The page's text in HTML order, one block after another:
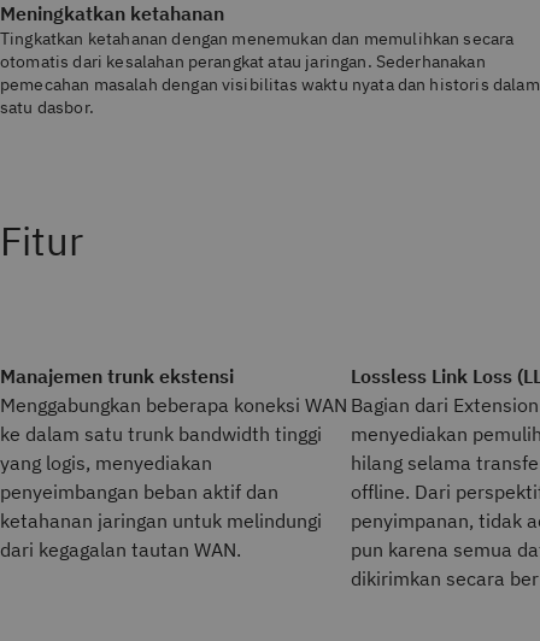
Meningkatkan ketahanan
Tingkatkan ketahanan dengan menemukan dan memulihkan secara
otomatis dari kesalahan perangkat atau jaringan. Sederhanakan
pemecahan masalah dengan visibilitas waktu nyata dan historis dalam
satu dasbor.
Fitur
Manajemen trunk ekstensi
Menggabungkan beberapa koneksi WAN
ke dalam satu trunk bandwidth tinggi
yang logis, menyediakan
penyeimbangan beban aktif dan
ketahanan jaringan untuk melindungi
dari kegagalan tautan WAN.
Lossless Link Loss
Bagian dari
menyediakan
hilang selama
offline. Dari
penyimpanan, tidak
pun karena semua
dikirimkan secara